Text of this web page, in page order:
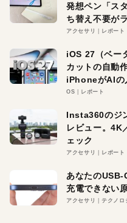
発想ペン「ス
ち替え不要が
アクセサリ レポート
iOS 27（ベー
カットの自動
iPhoneがAIの
OS レポート
Insta360のジ
レビュー。4K
ェック
アクセサリ レポート
あなたのUSB-
充電できない
アクセサリ テクノロ